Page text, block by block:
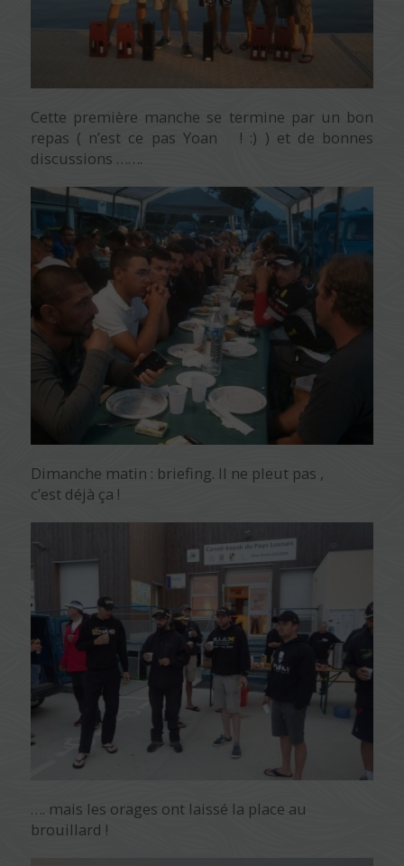
Cette première manche se termine par un bon
repas ( n’est ce pas Yoan ! :) ) et de bonnes
discussions …….
Dimanche matin : briefing. Il ne pleut pas ,
c’est déjà ça !
…. mais les orages ont laissé la place au
brouillard !